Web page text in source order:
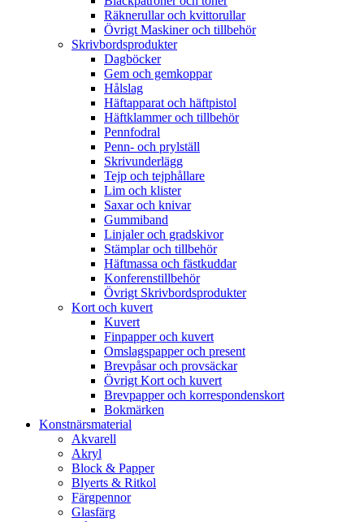
Räknerullar och kvittorullar
Övrigt Maskiner och tillbehör
Skrivbordsprodukter
Dagböcker
Gem och gemkoppar
Hålslag
Häftapparat och häftpistol
Häftklammer och tillbehör
Pennfodral
Penn- och prylställ
Skrivunderlägg
Tejp och tejphållare
Lim och klister
Saxar och knivar
Gummiband
Linjaler och gradskivor
Stämplar och tillbehör
Häftmassa och fästkuddar
Konferenstillbehör
Övrigt Skrivbordsprodukter
Kort och kuvert
Kuvert
Finpapper och kuvert
Omslagspapper och present
Brevpåsar och provsäckar
Övrigt Kort och kuvert
Brevpapper och korrespondenskort
Bokmärken
Konstnärsmaterial
Akvarell
Akryl
Block & Papper
Blyerts & Ritkol
Färgpennor
Glasfärg